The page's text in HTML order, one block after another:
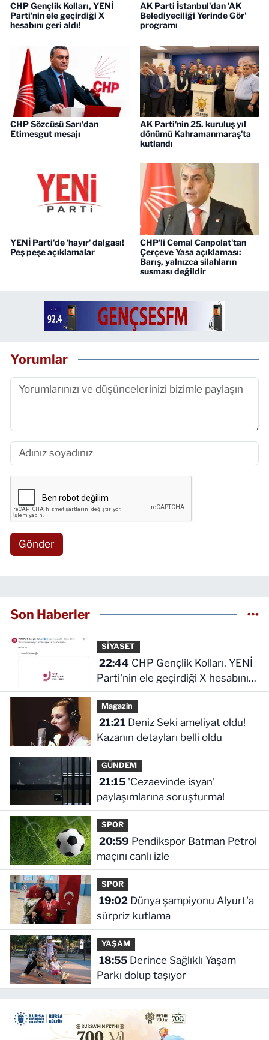
CHP Gençlik Kolları, YENİ
Parti'nin ele geçirdiği X
hesabını geri aldı!
AK Parti İstanbul'dan 'AK
Belediyeciliği Yerinde Gör'
programı
CHP Sözcüsü Sarı'dan
Etimesgut mesajı
AK Parti'nin 25. kuruluş yıl
dönümü Kahramanmaraş'ta
kutlandı
YENİ Parti'de 'hayır' dalgası!
Peş peşe açıklamalar
CHP'li Cemal Canpolat'tan
Çerçeve Yasa açıklaması:
Barış, yalnızca silahların
susması değildir
Yorumlar
Gönder
Son Haberler
SİYASET
22:44CHP Gençlik Kolları, YENİ
Parti'nin ele geçirdiği X hesabını
geri aldı!
Magazin
21:21
Kazanın detayları belli oldu
GÜNDEM
21:15'Cezaevinde isyan'
paylaşımlarına soruşturma!
SPOR
20:59
maçını canlı izle
SPOR
19:02Dünya şampiyonu Alyurt'a
sürpriz kutlama
YAŞAM
18:55Derince Sağlıklı Yaşam
Parkı dolup taşıyor